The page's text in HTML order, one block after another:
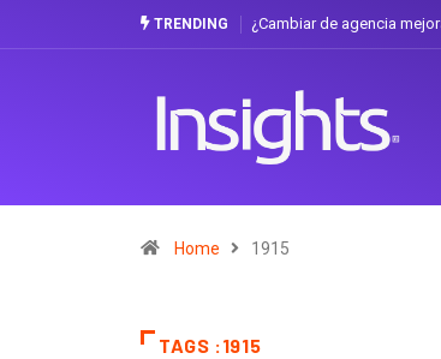
TRENDING ¿Cambiar de agencia
Home 1915
TAGS :1915